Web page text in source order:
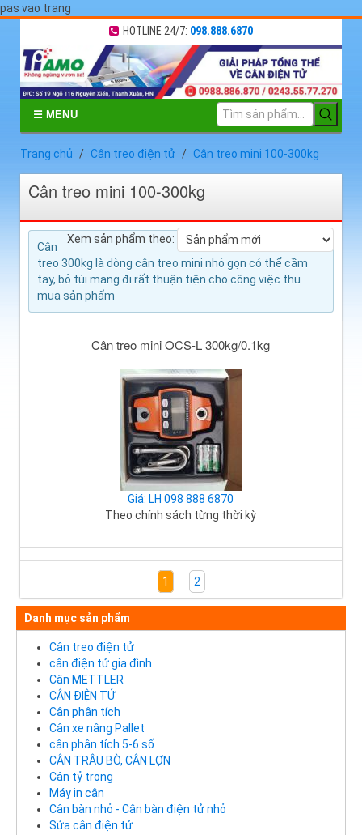
pas vao trang
HOTLINE 24/7: 098.888.6870
☰ MENU
Trang chủ Cân treo điện tử Cân treo mini 100-300kg
Cân treo mini 100-300kg
Xem sản phẩm theo:
Cân
treo 300kg là dòng cân treo mini nhỏ gọn có thể cầm
tay, bỏ túi mang đi rất thuận tiện cho công việc thu
mua sản phẩm
Cân treo mini OCS-L 300kg/0.1kg
Giá: LH 098 888 6870
Theo chính sách từng thời kỳ
1 2
Danh mục sản phẩm
Cân treo điện tử
cân điện tử gia đình
Cân METTLER
CÂN ĐIỆN TỬ
Cân phân tích
Cân xe nâng Pallet
cân phân tích 5-6 số
CÂN TRÂU BÒ, CÂN LỢN
Cân tỷ trọng
Máy in cân
Cân bàn nhỏ - Cân bàn điện tử nhỏ
Sửa cân điện tử